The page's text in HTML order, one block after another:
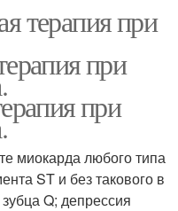
терапия при
при
при
миокарда любого типа
ST и без такового в
Q; депрессия